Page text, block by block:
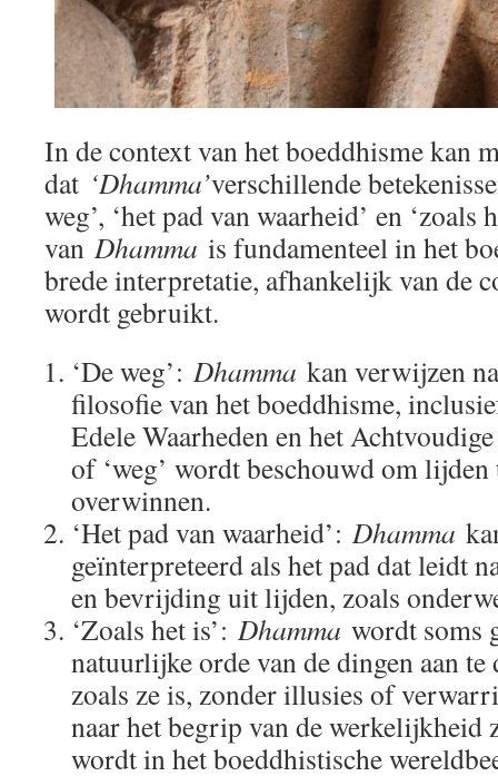
In de context van het boeddhisme kan
dat ‘Dhamma’verschillende
weg’, ‘het pad van waarheid’ en ‘zoals
van Dhamma is fundamenteel in het
brede interpretatie, afhankelijk van de
wordt gebruikt.
‘De weg’: Dhamma kan verwijzen
filosofie van het boeddhisme,
Edele Waarheden en het
of ‘weg’ wordt beschouwd om
overwinnen.
‘Het pad van waarheid’: Dhamma
geïnterpreteerd als het pad dat leidt
en bevrijding uit lijden, zoals
‘Zoals het is’: Dhamma wordt soms
natuurlijke orde van de dingen aan
zoals ze is, zonder illusies of
naar het begrip van de werkelijkheid
wordt in het boeddhistische